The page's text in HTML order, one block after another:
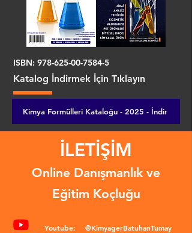
ISBN: 978-625-00-7584-5
Katalog İndirmek İçin Tıklayın
Kimya Formülleri Kataloğu - 2025 - İndir
İLETİŞİM
Online Danışmanlık ve
Eğitim Koçluğu
Youtube: @KimyagerBatuhanTumay